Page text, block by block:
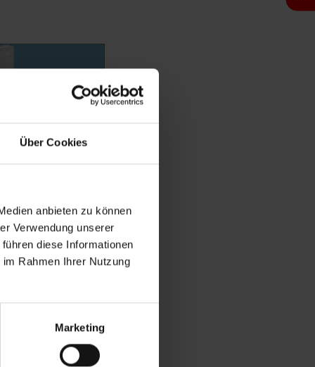
Über Cookies
anbieten zu können
Verwendung unserer
diese Informationen
Rahmen Ihrer Nutzung
Marketing